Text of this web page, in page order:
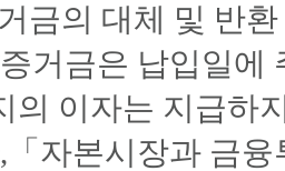
금의 대체 및 반
거금은 납입일에
의 이자는 지급하
「자본시장과 금